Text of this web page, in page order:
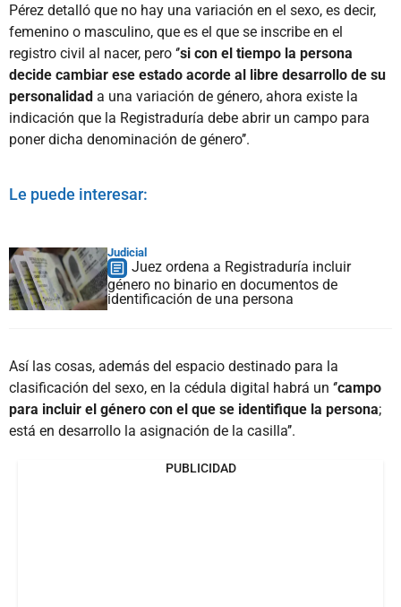
Pérez detalló que no hay una variación en el sexo, es decir,
femenino o masculino, que es el que se inscribe en el
registro civil al nacer, pero ‘’si con el tiempo la persona
decide cambiar ese estado acorde al libre desarrollo de su
personalidad a una variación de género, ahora existe la
indicación que la Registraduría debe abrir un campo para
poner dicha denominación de género’’.
Le puede interesar:
Judicial
Juez ordena a Registraduría incluir
género no binario en documentos de
identificación de una persona
Así las cosas, además del espacio destinado para la
clasificación del sexo, en la cédula digital habrá un ‘’campo
para incluir el género con el que se identifique la persona;
está en desarrollo la asignación de la casilla’’.
PUBLICIDAD